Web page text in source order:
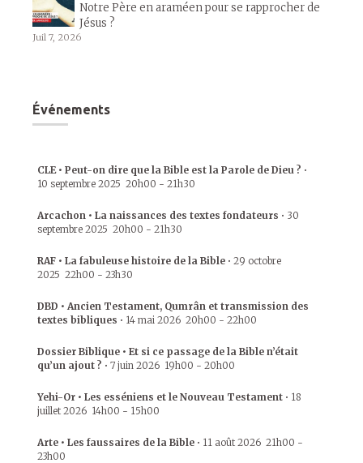
Notre Père en araméen pour se rapprocher de
Jésus ?
Juil 7, 2026
Événements
CLE • Peut-on dire que la Bible est la Parole de Dieu ? •
10 septembre 2025 20h00 - 21h30
Arcachon • La naissances des textes fondateurs • 30
septembre 2025 20h00 - 21h30
RAF • La fabuleuse histoire de la Bible • 29 octobre
2025 22h00 - 23h30
DBD • Ancien Testament, Qumrân et transmission des
textes bibliques • 14 mai 2026 20h00 - 22h00
Dossier Biblique • Et si ce passage de la Bible n’était
qu’un ajout ? • 7 juin 2026 19h00 - 20h00
Yehi-Or • Les esséniens et le Nouveau Testament • 18
juillet 2026 14h00 - 15h00
Arte • Les faussaires de la Bible • 11 août 2026 21h00 -
23h00